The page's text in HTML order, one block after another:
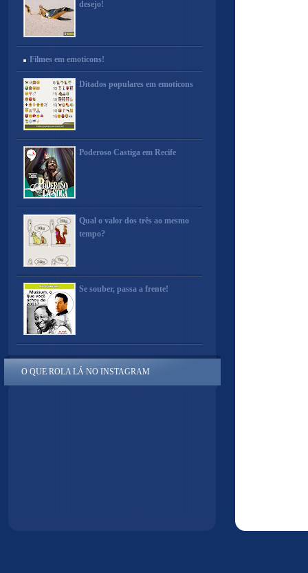
desejo!
Filmes em emoticons!
Ditados populares em emoticons
Poderoso Castiga em Recife
Qual o valor dos três ao mesmo
tempo?
Se souber, passa a frente!
O QUE ROLA LÁ NO INSTAGRAM